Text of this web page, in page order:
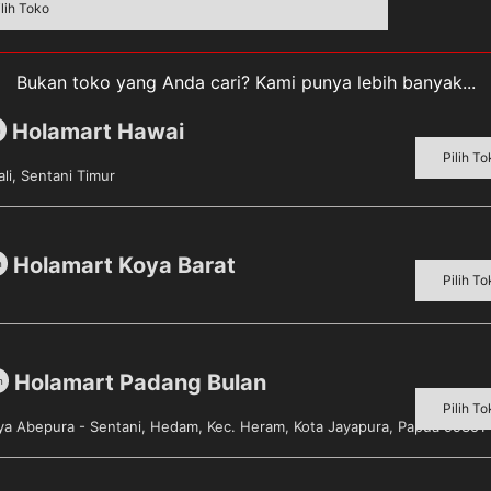
pisau cukur khusus pria dengan pisau tipis
pisau cukur ini sangat aman digunakan sehingga dapat
dapat menjadikan kulit Anda tetap halus ketika
cocok untuk digunakan oleh Anda para pria dalam
Toko
Bukan toko yang Anda cari? Kami punya lebih banyak...
Holamart Hawai
Sentani Timur
Pilih
Holamart Koya Barat
Pilih
Holamart Padang Bulan
Abepura - Sentani, Hedam, Kec. Heram, Kota Jayapura, Papua 99351
Pilih